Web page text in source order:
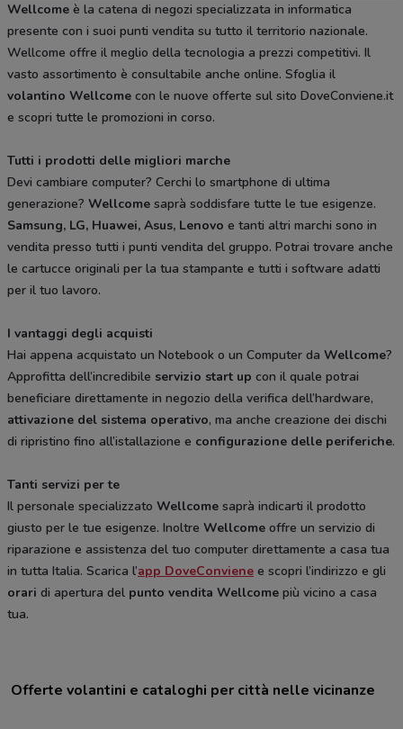
Wellcome è la catena di negozi specializzata in informatica
presente con i suoi punti vendita su tutto il territorio nazionale.
Wellcome offre il meglio della tecnologia a prezzi competitivi. Il
vasto assortimento è consultabile anche online. Sfoglia il
volantino Wellcome con le nuove offerte sul sito DoveConviene.it
e scopri tutte le promozioni in corso.
Tutti i prodotti delle migliori marche
Devi cambiare computer? Cerchi lo smartphone di ultima
generazione? Wellcome saprà soddisfare tutte le tue esigenze.
Samsung, LG, Huawei, Asus, Lenovo e tanti altri marchi sono in
vendita presso tutti i punti vendita del gruppo. Potrai trovare anche
le cartucce originali per la tua stampante e tutti i software adatti
per il tuo lavoro.
I vantaggi degli acquisti
Hai appena acquistato un Notebook o un Computer da Wellcome?
Approfitta dell’incredibile servizio start up con il quale potrai
beneficiare direttamente in negozio della verifica dell’hardware,
attivazione del sistema operativo, ma anche creazione dei dischi
di ripristino fino all’istallazione e configurazione delle periferiche.
Tanti servizi per te
Il personale specializzato Wellcome saprà indicarti il prodotto
giusto per le tue esigenze. Inoltre Wellcome offre un servizio di
riparazione e assistenza del tuo computer direttamente a casa tua
in tutta Italia. Scarica l’app DoveConviene e scopri l’indirizzo e gli
orari di apertura del punto vendita Wellcome più vicino a casa
tua.
Offerte volantini e cataloghi per città nelle vicinanze